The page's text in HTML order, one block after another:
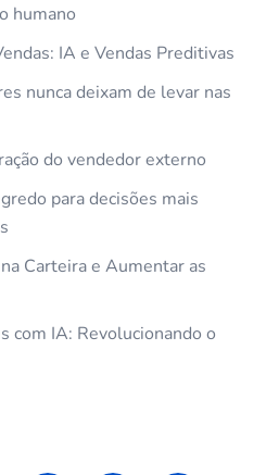
humano
IA e Vendas Preditivas
nunca deixam de levar nas
do vendedor externo
para decisões mais
Carteira e Aumentar as
com IA: Revolucionando o